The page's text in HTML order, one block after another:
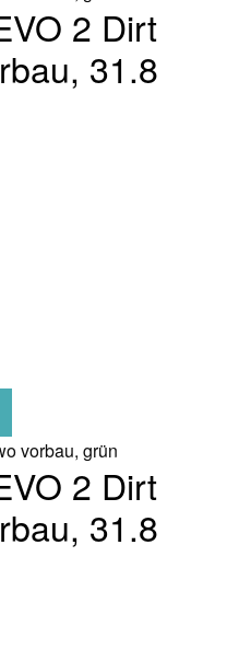
2 Dirt
31.8
2 Dirt
31.8